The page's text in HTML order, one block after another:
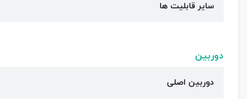
سایر قابلیت ها
دوربین
دوربین اصلی